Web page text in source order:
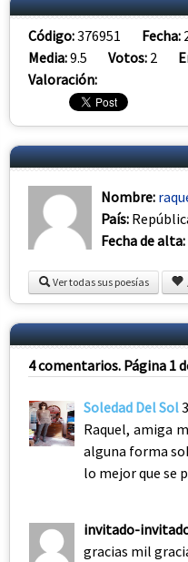
Código:376951 Fecha:
Media:9.5 Votos: 2
Valoración:
Nombre:
País:
Fecha de alta:
Ver todas sus poesías
4 comentarios. Página 1
Soledad Del Sol
Raquel, amiga
alguna forma
lo mejor que se
invitado-
gracias mil